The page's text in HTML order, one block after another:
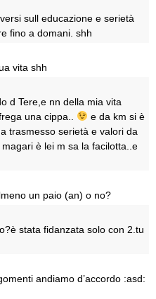
sull educazione e serietà
fino a domani. shh
vita shh
d Tere,e nn della mia vita
una cippa..
e da km si è
trasmesso serietà e valori da
è lei m sa la facilotta..e
un paio (an) o no?
stata fidanzata solo con 2.tu
andiamo d’accordo :asd: